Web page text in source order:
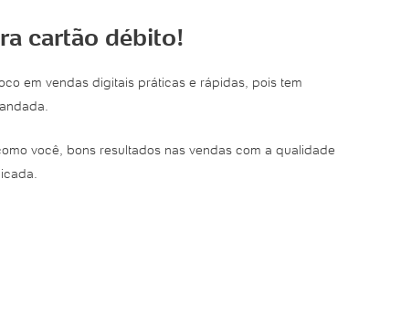
cartão débito!
em vendas digitais práticas e rápidas, pois tem
você, bons resultados nas vendas com a qualidade